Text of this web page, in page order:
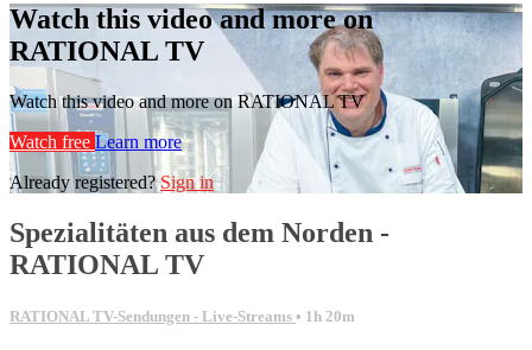
Watch this video and more on
RATIONAL TV
Watch this video and more on RATIONAL TV
Watch free Learn more
Already registered?Sign in
Spezialitäten aus dem Norden -
RATIONAL TV
RATIONAL TV-Sendungen - Live-Streams • 1h 20m